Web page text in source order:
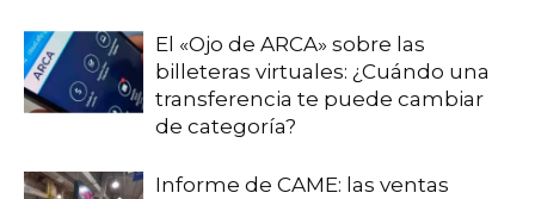
El «Ojo de ARCA» sobre las
billeteras virtuales: ¿Cuándo una
transferencia te puede cambiar
de categoría?
Informe de CAME: las ventas